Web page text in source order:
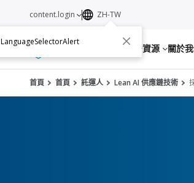
服務 資源 關於
content.login ZH-TW
首頁 首頁 託運人 Lean AI 供應鏈技術